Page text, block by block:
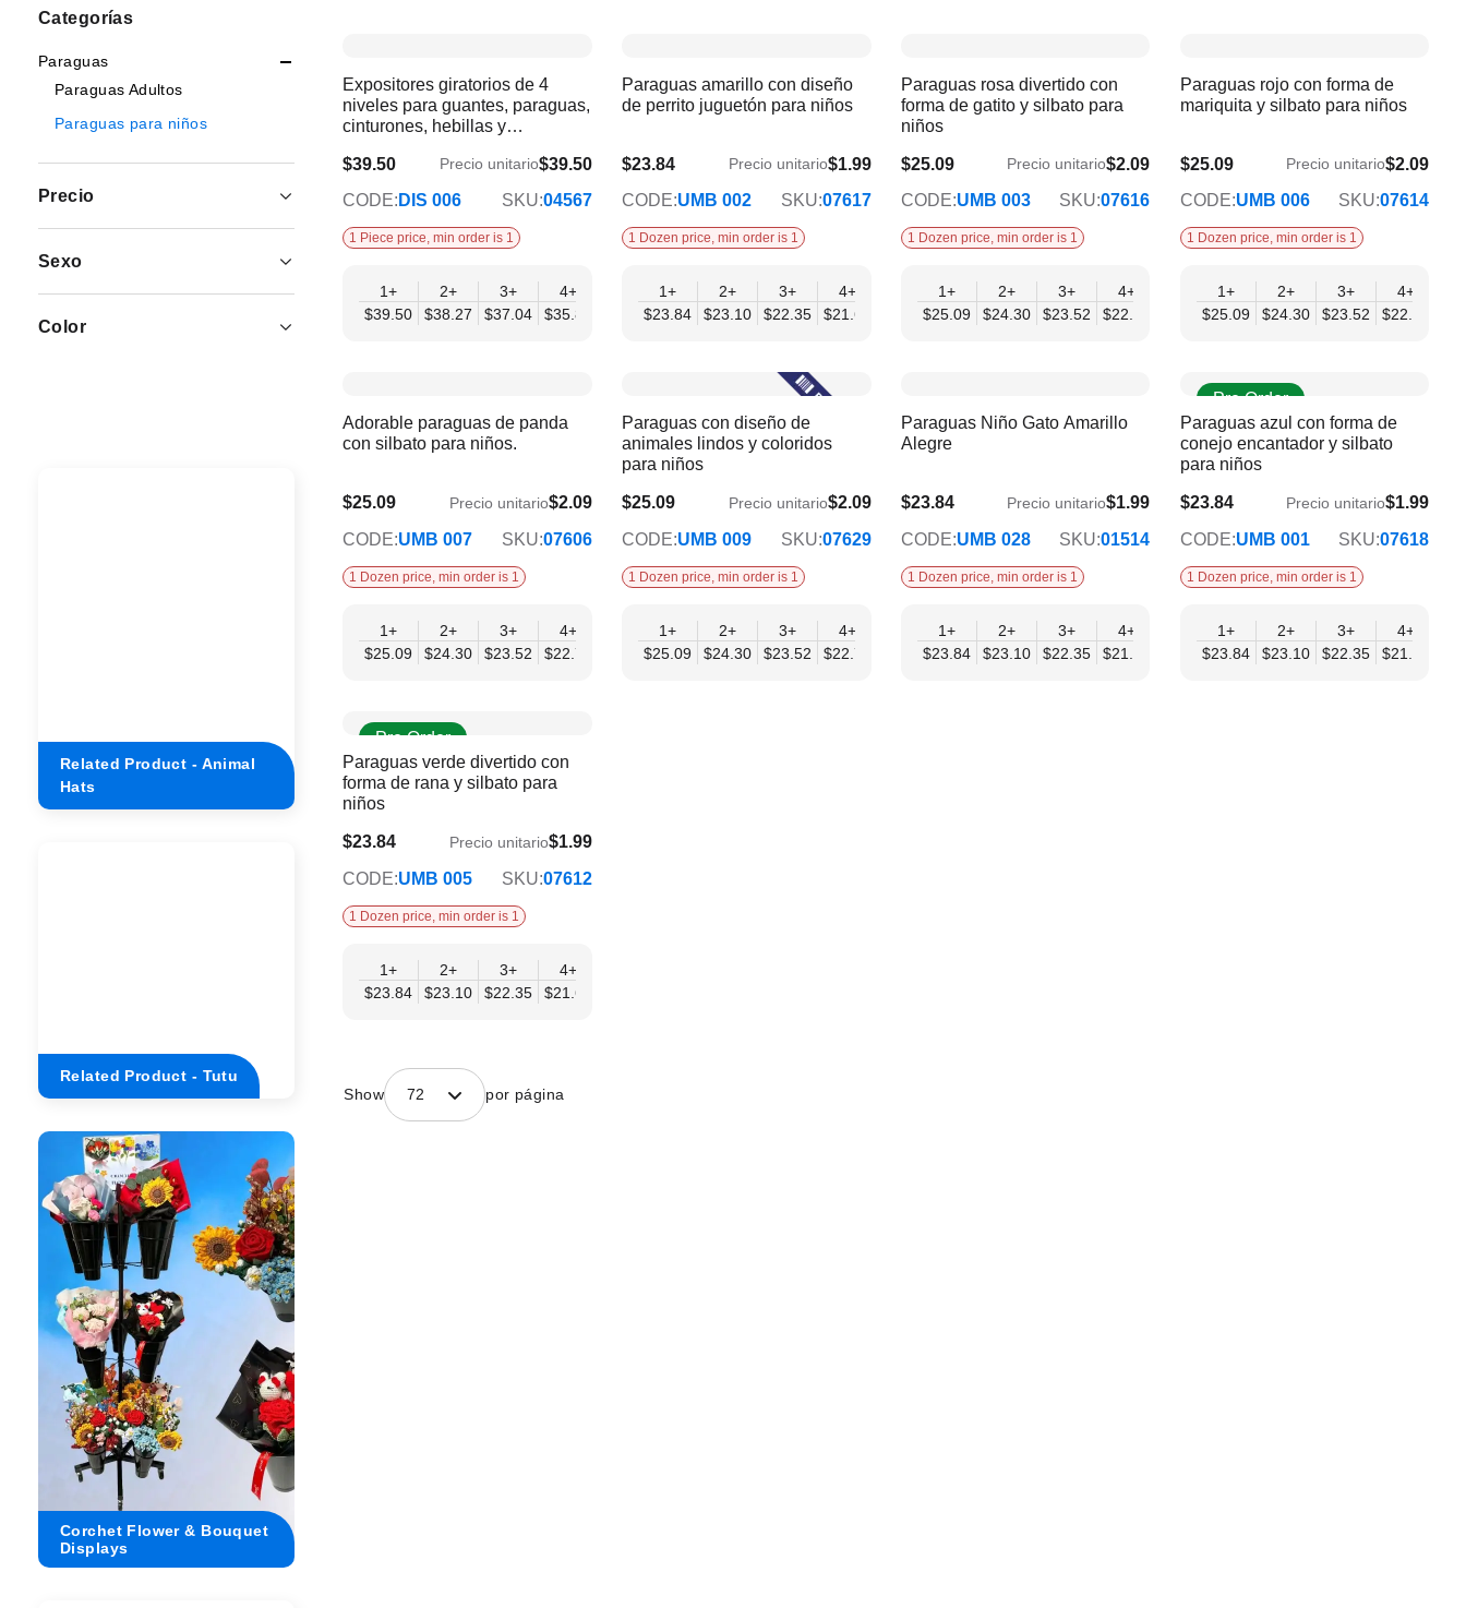
Expositores giratorios de 4
niveles para guantes, paraguas,
cinturones, hebillas y
Sin productos
$39.50
$34.57 Precio unitario$39.50
CODE: DIS 006 SKU:04567
1 Piece price, min order is 1
1+
$39.50
2+
$38.27
3+
$37.04
4+
$35.80
$34.57
Paraguas amarillo con diseño
de perrito juguetón para niños
$23.84
$19.37 Precio unitario$1.99
CODE:UMB 002 SKU:07617
1 Dozen price, min order is 1
1+
$23.84
2+
$23.10
3+
$22.35
4+
$21.61
$20.86
$20.12
12+
$19.37
Paraguas rosa divertido con
forma de gatito y silbato para
niños
$25.09
$20.38 Precio unitario$2.09
CODE:UMB 003 SKU:07616
1 Dozen price, min order is 1
1+
$25.09
2+
$24.30
3+
$23.52
4+
$22.74
$21.95
$21.17
12+
$20.38
Paraguas rojo con forma de
mariquita y silbato para niños
$25.09
$20.38 Precio unitario$2.09
CODE:UMB 006 SKU:07614
1 Dozen price, min order is 1
1+
$25.09
2+
$24.30
3+
$23.52
4+
$22.74
Adorable paraguas de panda
con silbato para niños.
$25.09
$20.38 Precio unitario$2.09
CODE:UMB 007 SKU:07606
1 Dozen price, min order is 1
1+
$25.09
2+
$24.30
3+
$23.52
4+
$22.74
$21.95
$21.17
12+
$20.38
Paraguas con diseño de
animales lindos y coloridos
para niños
$25.09
$20.38 Precio unitario$2.09
CODE:UMB 009 SKU:07629
1 Dozen price, min order is 1
1+
$25.09
2+
$24.30
3+
$23.52
4+
$22.74
$21.95
$21.17
12+
$20.38
Paraguas Niño Gato Amarillo
Alegre
$23.84
$19.37 Precio unitario$1.99
CODE:UMB 028 SKU:01514
1 Dozen price, min order is 1
1+
$23.84
2+
$23.10
3+
$22.35
4+
$21.61
$20.86
$20.12
12+
$19.37
Pre Order
Paraguas azul con forma de
conejo encantador y silbato
para niños
$23.84
$19.37 Precio unitario$1.99
CODE:UMB 001 SKU:07618
1 Dozen price, min order is 1
1+
$23.84
2+
$23.10
3+
$22.35
4+
$21.61
Pre Order
Paraguas verde divertido con
forma de rana y silbato para
niños
$23.84
$19.37 Precio unitario$1.99
CODE:UMB 005 SKU:07612
1 Dozen price, min order is 1
1+
$23.84
2+
$23.10
3+
$22.35
4+
$21.61
Show 72 por página
de
compra
Categorías
Paraguas
Paraguas Adultos
Paraguas para niños
Precio
Sexo
Color
Related Product - Animal
Hats
Related Product - Tutu
Corchet Flower & Bouquet
Displays